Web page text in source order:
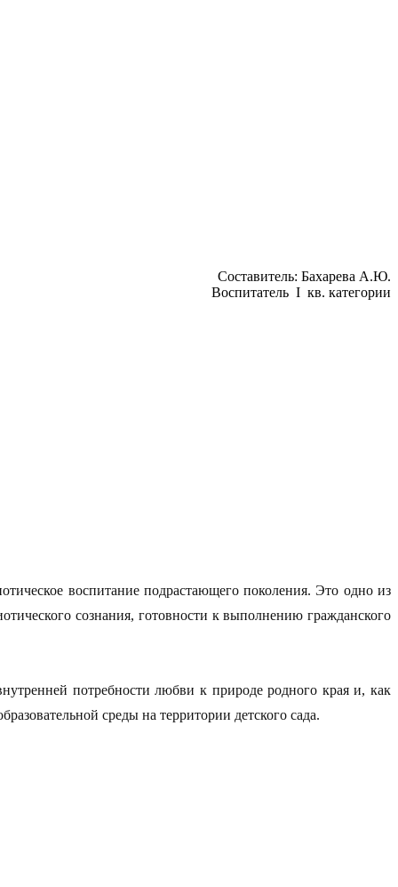
Составитель: Бахарева А.Ю.
Воспитатель I кв. категории
воспитание подрастающего поколения. Это одно из
сознания, готовности к выполнению гражданского
потребности любви к природе родного края и, как
среды на территории детского сада.